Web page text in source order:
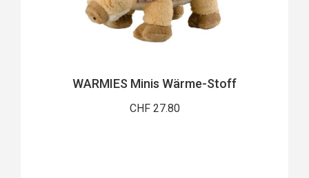
WARMIES Minis Wärme-Stoff
CHF 27.80